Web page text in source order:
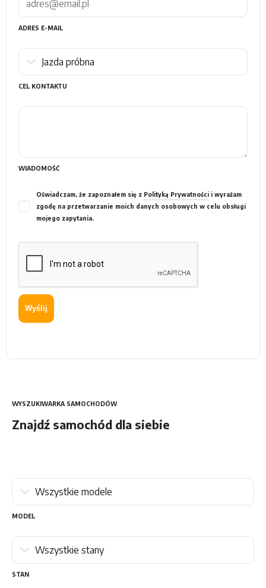
ADRES E-MAIL
CEL KONTAKTU
WIADOMOŚĆ
Oświadczam, że zapoznałem się z Polityką Prywatności i wyrażam
zgodę na przetwarzanie moich danych osobowych w celu obsługi
mojego zapytania.
Wyślij
WYSZUKIWARKA SAMOCHODÓW
Znajdź samochód dla siebie
MODEL
STAN